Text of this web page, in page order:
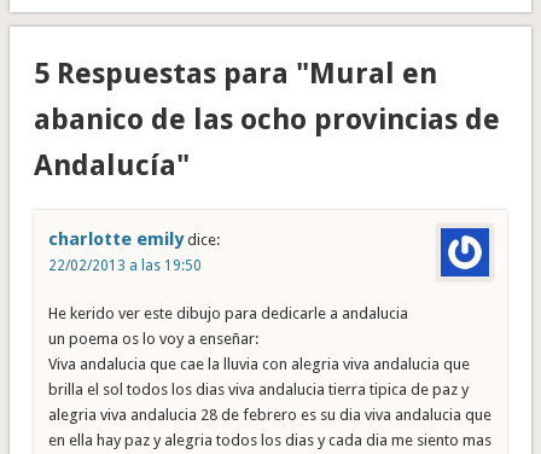
5 Respuestas para "Mural en
abanico de las ocho provincias de
Andalucía"
charlotte emily dice:
22/02/2013 a las 19:50
He kerido ver este dibujo para dedicarle a andalucia
un poema os lo voy a enseñar:
Viva andalucia que cae la lluvia con alegria viva andalucia que
brilla el sol todos los dias viva andalucia tierra tipica de paz y
alegria viva andalucia 28 de febrero es su dia viva andalucia que
en ella hay paz y alegria todos los dias y cada dia me siento mas